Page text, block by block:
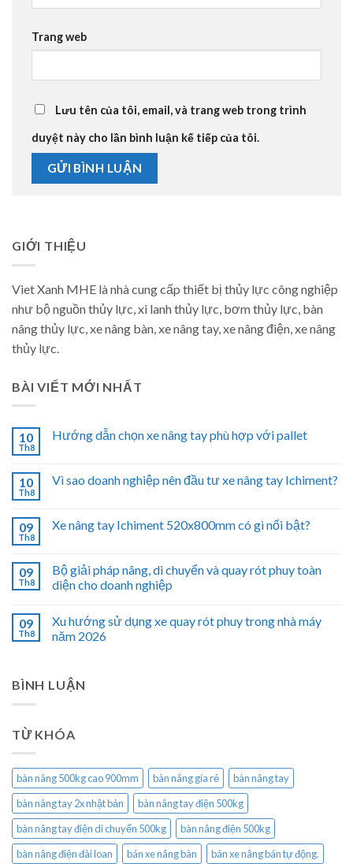
Trang web
Lưu tên của tôi, email, và trang web trong trình
duyệt này cho lần bình luận kế tiếp của tôi.
GIỚI THIỆU
Viet Xanh MHE là nhà cung cấp thiết bị thủy lực công nghiệp
như bộ nguồn thủy lực, xi lanh thủy lực, bơm thủy lực, bàn
nâng thủy lực, xe nâng bàn, xe nâng tay, xe nâng điện, xe nâng
thủy lực.
BÀI VIẾT MỚI NHẤT
10
Th8
Hướng dẫn chọn xe nâng tay phù hợp với pallet
10
Th8
Vì sao doanh nghiệp nên đầu tư xe nâng tay Ichiment?
09
Th8
Xe nâng tay Ichiment 520x800mm có gì nổi bật?
09
Th8
Bộ giải pháp nâng, di chuyển và quay rót phuy toàn
diện cho doanh nghiệp
09
Th8
Xu hướng sử dụng xe quay rót phuy trong nhà máy
năm 2026
BÌNH LUẬN
TỪ KHÓA
bàn nâng 500kg cao 900mm bàn nâng gía rẻ
bàn nâng tay
bàn nâng tay 2x nhật bản
bàn nâng tay điện 500kg
bàn nâng tay điện di chuyển 500kg
bàn nâng điện 500kg
bàn nâng điện đài loan
bán xe nâng bàn
bán xe nâng bán tự động.